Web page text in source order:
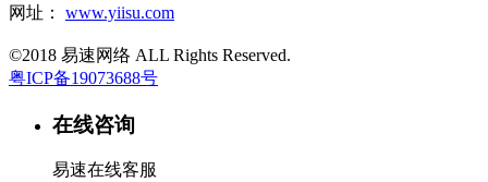
网址： www.yiisu.com
©2018 易速网络 ALL Rights Reserved.
粤ICP备19073688号
在线咨询
易速在线客服